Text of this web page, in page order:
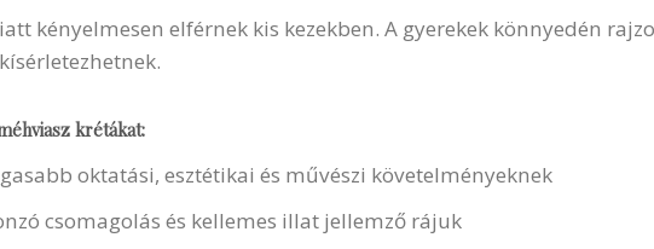
kényelmesen elférnek kis kezekben. A gyerekek könnyedén
krétákat:
oktatási, esztétikai és művészi követelményeknek
csomagolás és kellemes illat jellemző rájuk